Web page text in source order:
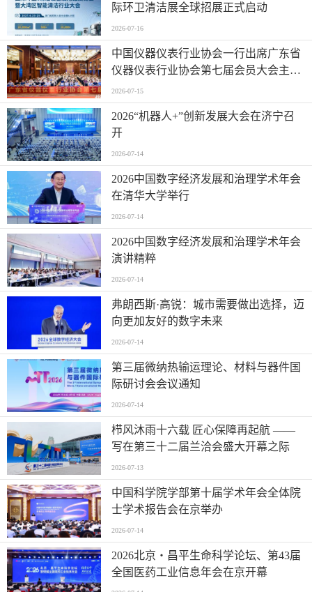
际环卫清洁展全球招展正式启动
2026-07-16
中国仪器仪表行业协会一行出席广东省
仪器仪表行业协会第七届会员大会主题
活动并进行走访交流
2026-07-15
2026“机器人+”创新发展大会在济宁召
开
2026-07-14
2026中国数字经济发展和治理学术年会
在清华大学举行
2026-07-14
2026中国数字经济发展和治理学术年会
演讲精粹
2026-07-14
弗朗西斯·高锐：城市需要做出选择，迈
向更加友好的数字未来
2026-07-14
第三届微纳热输运理论、材料与器件国
际研讨会会议通知
2026-07-14
栉风沐雨十六载 匠心保障再起航 ——
写在第三十二届兰洽会盛大开幕之际
2026-07-13
中国科学院学部第十届学术年会全体院
士学术报告会在京举办
2026-07-14
2026北京・昌平生命科学论坛、第43届
全国医药工业信息年会在京开幕